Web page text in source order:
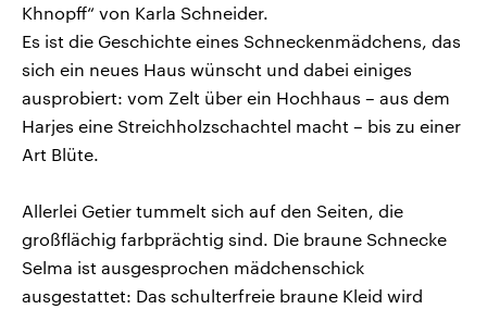
Khnopff“ von Karla Schneider.
Es ist die Geschichte eines Schneckenmädchens, das
sich ein neues Haus wünscht und dabei einiges
ausprobiert: vom Zelt über ein Hochhaus – aus dem
Harjes eine Streichholzschachtel macht – bis zu einer
Art Blüte.
Allerlei Getier tummelt sich auf den Seiten, die
großflächig farbprächtig sind. Die braune Schnecke
Selma ist ausgesprochen mädchenschick
ausgestattet: Das schulterfreie braune Kleid wird